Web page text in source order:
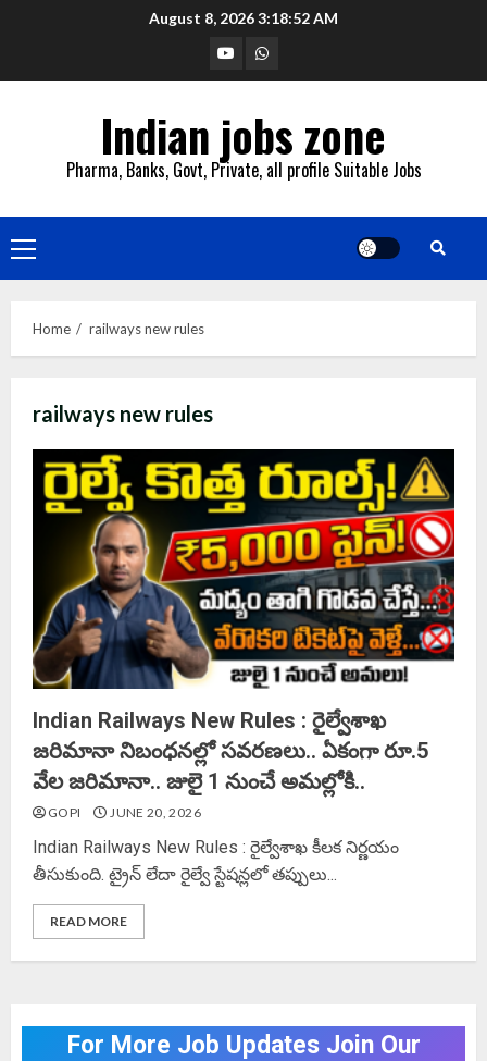
August 8, 20263:18:53 AM
YouTubeWhatsapp
Indian jobs zone
Pharma, Banks, Govt, Private, all profile Suitable Jobs
Primary
Menu
Home railways new rules
railways new rules
Indian Railways New Rules : రైల్వేశాఖ
జరిమానా నిబంధనల్లో సవరణలు.. ఏకంగా రూ.5
వేల జరిమానా.. జులై 1 నుంచే అమల్లోకి..
GOPI JUNE 20, 2026
Indian Railways New Rules : రైల్వేశాఖ కీలక నిర్ణయం
తీసుకుంది. ట్రైన్ లేదా రైల్వే స్టేషన్లలో తప్పులు...
READ MORE
For More Job Updates Join Our